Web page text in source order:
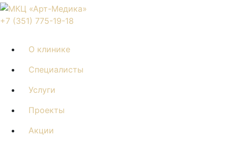
+7 (351) 775-19-18
О клинике
Специалисты
Услуги
Проекты
Акции